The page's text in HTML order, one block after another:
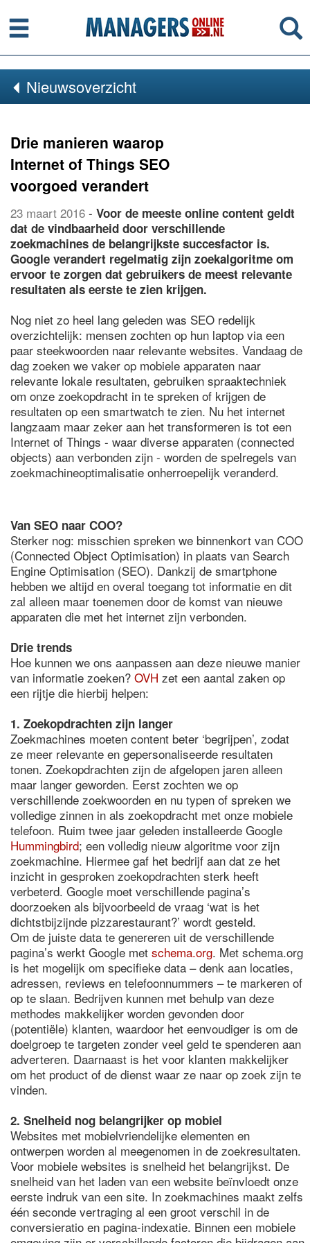
Menu
Nieuwsoverzicht
Drie manieren waarop
Internet of Things SEO
voorgoed verandert
23 maart 2016 - Voor de meeste online content geldt
dat de vindbaarheid door verschillende
zoekmachines de belangrijkste succesfactor is.
Google verandert regelmatig zijn zoekalgoritme om
ervoor te zorgen dat gebruikers de meest relevante
resultaten als eerste te zien krijgen.
Nog niet zo heel lang geleden was SEO redelijk
overzichtelijk: mensen zochten op hun laptop via een
paar steekwoorden naar relevante websites. Vandaag de
dag zoeken we vaker op mobiele apparaten naar
relevante lokale resultaten, gebruiken spraaktechniek
om onze zoekopdracht in te spreken of krijgen de
resultaten op een smartwatch te zien. Nu het internet
langzaam maar zeker aan het transformeren is tot een
Internet of Things - waar diverse apparaten (connected
objects) aan verbonden zijn - worden de spelregels van
zoekmachineoptimalisatie onherroepelijk veranderd.
Van SEO naar COO?
Sterker nog: misschien spreken we binnenkort van COO
(Connected Object Optimisation) in plaats van Search
Engine Optimisation (SEO). Dankzij de smartphone
hebben we altijd en overal toegang tot informatie en dit
zal alleen maar toenemen door de komst van nieuwe
apparaten die met het internet zijn verbonden.
Drie trends
Hoe kunnen we ons aanpassen aan deze nieuwe manier
van informatie zoeken? OVH zet een aantal zaken op
een rijtje die hierbij helpen:
1. Zoekopdrachten zijn langer
Zoekmachines moeten content beter ‘begrijpen’, zodat
ze meer relevante en gepersonaliseerde resultaten
tonen. Zoekopdrachten zijn de afgelopen jaren alleen
maar langer geworden. Eerst zochten we op
verschillende zoekwoorden en nu typen of spreken we
volledige zinnen in als zoekopdracht met onze mobiele
telefoon. Ruim twee jaar geleden installeerde Google
Hummingbird; een volledig nieuw algoritme voor zijn
zoekmachine. Hiermee gaf het bedrijf aan dat ze het
inzicht in gesproken zoekopdrachten sterk heeft
verbeterd. Google moet verschillende pagina’s
doorzoeken als bijvoorbeeld de vraag ‘wat is het
dichtstbijzijnde pizzarestaurant?’ wordt gesteld.
Om de juiste data te genereren uit de verschillende
pagina’s werkt Google met schema.org. Met schema.org
is het mogelijk om specifieke data – denk aan locaties,
adressen, reviews en telefoonnummers – te markeren of
op te slaan. Bedrijven kunnen met behulp van deze
methodes makkelijker worden gevonden door
(potentiële) klanten, waardoor het eenvoudiger is om de
doelgroep te targeten zonder veel geld te spenderen aan
adverteren. Daarnaast is het voor klanten makkelijker
om het product of de dienst waar ze naar op zoek zijn te
vinden.
2. Snelheid nog belangrijker op mobiel
Websites met mobielvriendelijke elementen en
ontwerpen worden al meegenomen in de zoekresultaten.
Voor mobiele websites is snelheid het belangrijkst. De
snelheid van het laden van een website beïnvloedt onze
eerste indruk van een site. In zoekmachines maakt zelfs
één seconde vertraging al een groot verschil in de
conversieratio en pagina-indexatie. Binnen een mobiele